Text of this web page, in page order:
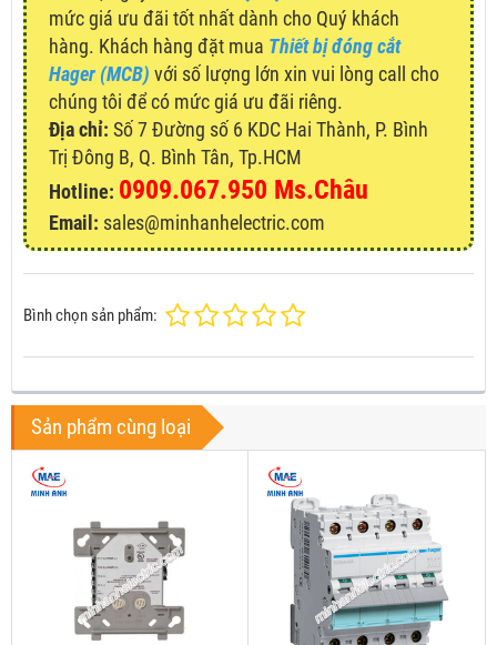
mức giá ưu đãi tốt nhất dành cho Quý khách
hàng. Khách hàng đặt mua Thiết bị đóng cắt
Hager (MCB) với số lượng lớn xin vui lòng call cho
chúng tôi để có mức giá ưu đãi riêng.
Địa chỉ: Số 7 Đường số 6 KDC Hai Thành, P. Bình
Trị Đông B, Q. Bình Tân, Tp.HCM
Hotline: 0909.067.950 Ms.Châu
Email: sales@minhanhelectric.com
Bình chọn sản phẩm:
Sản phẩm cùng loại